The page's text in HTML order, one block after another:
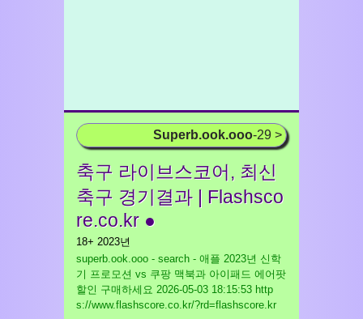
Superb.ook.ooo-29 >
축구 라이브스코어, 최신
축구 경기결과 | Flashsco
re.co.kr ●
18+ 2023년
superb.ook.ooo - search - 애플 2023년 신학
기 프로모션 vs 쿠팡 맥북과 아이패드 에어팟
할인 구매하세요 2026-05-03 18:15:53 http
s://www.flashscore.co.kr/?rd=flashscore.kr